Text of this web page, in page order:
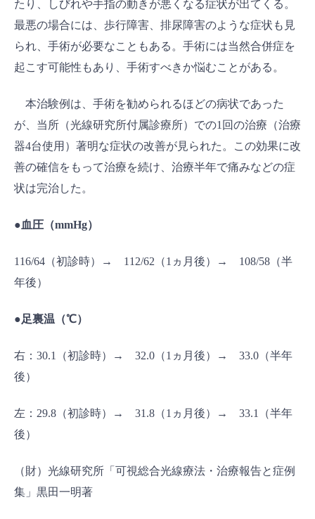
たり、しびれや手指の動きが悪くなる症状が出てくる。
最悪の場合には、歩行障害、排尿障害のような症状も見
られ、手術が必要なこともある。手術には当然合併症を
起こす可能性もあり、手術すべきか悩むことがある。
本治験例は、手術を勧められるほどの病状であった
が、当所（光線研究所付属診療所）での1回の治療（治療
器4台使用）著明な症状の改善が見られた。この効果に改
善の確信をもって治療を続け、治療半年で痛みなどの症
状は完治した。
●血圧（mmHg）
116/64（初診時）→ 112/62（1ヵ月後）→ 108/58（半
年後）
●足裏温（℃）
右：30.1（初診時）→ 32.0（1ヵ月後）→ 33.0（半年
後）
左：29.8（初診時）→ 31.8（1ヵ月後）→ 33.1（半年
後）
（財）光線研究所「可視総合光線療法・治療報告と症例
集」黒田一明著